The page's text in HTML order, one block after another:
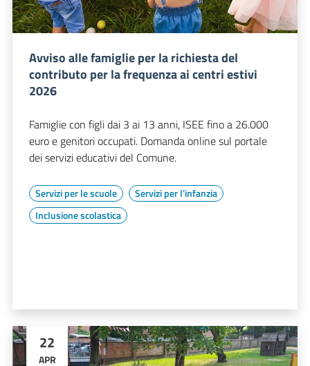
Avviso alle famiglie per la richiesta del
contributo per la frequenza ai centri estivi
2026
Famiglie con figli dai 3 ai 13 anni, ISEE fino a 26.000
euro e genitori occupati. Domanda online sul portale
dei servizi educativi del Comune.
Servizi per le scuole
Servizi per l'infanzia
Inclusione scolastica
22
APR